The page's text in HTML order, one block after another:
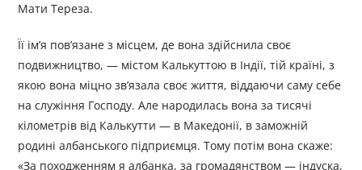
Мати Тереза.
Її ім’я пов’язане з місцем, де вона здійснила своє
подвижництво, — містом Калькуттою в Індії, тій країні, з
якою вона міцно зв’язала своє життя, віддаючи саму себе
на служіння Господу. Але народилась вона за тисячі
кілометрів від Калькутти — в Македонії, в заможній
родині албанського підприємця. Тому потім вона скаже:
«За походженням я албанка, за громадянством — індуска,